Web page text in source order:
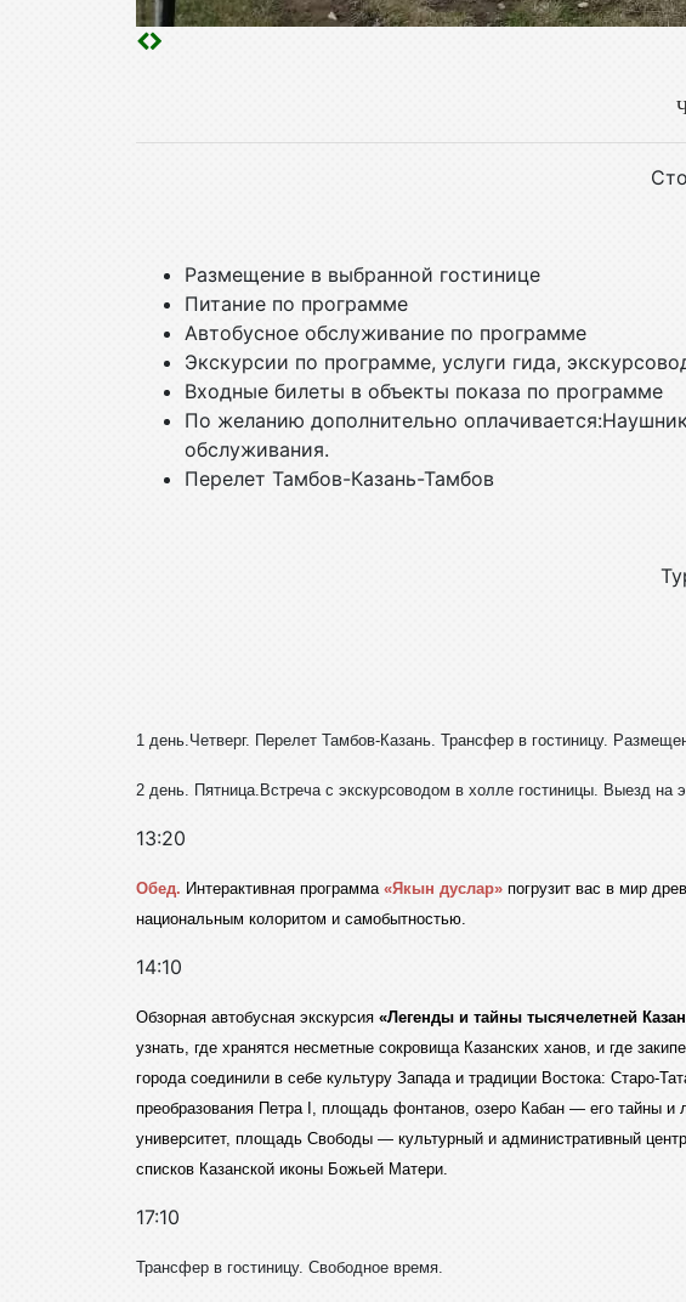
Размещение в выбранной гостинице
Питание по программе
Автобусное обслуживание по программе
Экскурсии по программе, услуги гида,
Входные билеты в объекты показа по программе
По желанию дополнительно
обслуживания.
Перелет Тамбов-Казань-Тамбов
1 день.Четверг. Перелет Тамбов-Казань. Трансфер в гостиницу.
2 день. Пятница.Встреча с экскурсоводом в холле гостиницы. Выезд на
13:20
Обед. Интерактивная программа «Якын дуслар» погрузит вас в мир
национальным колоритом и самобытностью.
14:10
Обзорная автобусная экскурсия «Легенды и тайны тысячелетней
узнать, где хранятся несметные сокровища Казанских ханов, и где
города соединили в себе культуру Запада и традиции Востока: Старо-
преобразования Петра I, площадь фонтанов, озеро Кабан — его тайны и
университет, площадь Свободы — культурный и административный
списков Казанской иконы Божьей Матери.
17:10
Трансфер в гостиницу. Свободное время.